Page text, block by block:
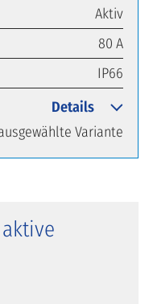
Aktiv
80 A
IP66
Variante
Details
aktive